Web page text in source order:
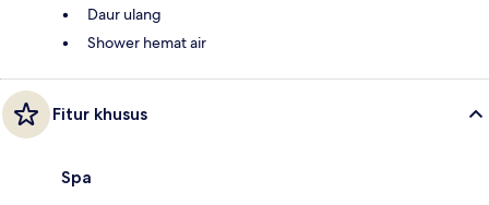
Daur ulang
Shower hemat air
Fitur khusus
Spa